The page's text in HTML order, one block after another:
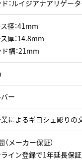
：ルイジアナアリゲー
径：41mm
厚：14.8mm
幅：21mm
ー
によるギヨシェ彫りの
（メーカー保証）
イン登録で1年延長保証